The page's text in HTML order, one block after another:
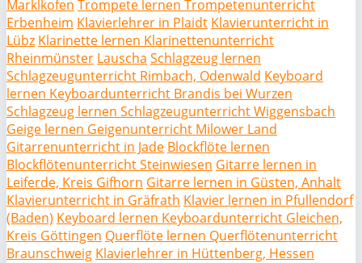
Marklkofen Trompete lernen Trompetenunterricht
Erbenheim Klavierlehrer in Plaidt Klavierunterricht in
Lübz Klarinette lernen Klarinettenunterricht
Rheinmünster Lauscha Schlagzeug lernen
Schlagzeugunterricht Rimbach, Odenwald Keyboard
lernen Keyboardunterricht Brandis bei Wurzen
Schlagzeug lernen Schlagzeugunterricht Wiggensbach
Geige lernen Geigenunterricht Milower Land
Gitarrenunterricht in Jade Blockflöte lernen
Blockflötenunterricht Steinwiesen Gitarre lernen in
Leiferde, Kreis Gifhorn Gitarre lernen in Güsten, Anhalt
Klavierunterricht in Gräfrath Klavier lernen in Pfullendorf
(Baden) Keyboard lernen Keyboardunterricht Gleichen,
Kreis Göttingen Querflöte lernen Querflötenunterricht
Braunschweig Klavierlehrer in Hüttenberg, Hessen